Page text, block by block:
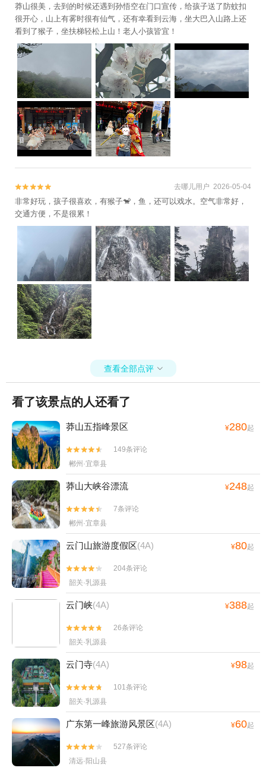
莽山很美，去到的时候还遇到孙悟空在门口宣传，给孩子送了防蚊扣
很开心，山上有雾时很有仙气，还有幸看到云海，坐大巴入山路上还
看到了猴子，坐扶梯轻松上山！老人小孩皆宜！

 去哪儿用户 2026-05-04
非常好玩，孩子很喜欢，有猴子🐒，鱼，还可以戏水。空气非常好，
交通方便，不是很累！
查看全部点评 
看了该景点的人还看了
莽山五指峰景区 ¥280起


149条评论
郴州·宜章县
莽山大峡谷漂流 ¥248起


7条评论
郴州·宜章县
云门山旅游度假区(4A) ¥80起


204条评论
韶关·乳源县
云门峡(4A) ¥388起


26条评论
韶关·乳源县
云门寺(4A) ¥98起


101条评论
韶关·乳源县
广东第一峰旅游风景区(4A) ¥60起


527条评论
清远·阳山县